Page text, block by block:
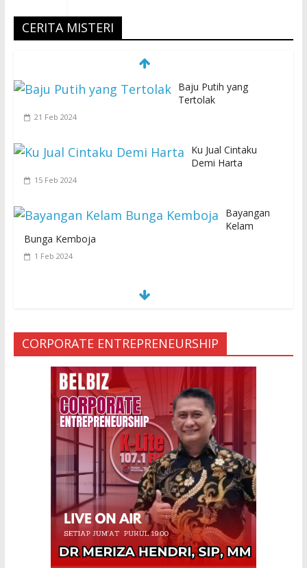
CERITA MISTERI
Baju Putih yang
Tertolak
21 Feb 2024
Ku Jual Cintaku
Demi Harta
15 Feb 2024
Bayangan
Kelam
Bunga Kemboja
1 Feb 2024
29 Jan 2024
Ketakutan Setengah Mati setelah Main Jailangkung, 28
Anak Gadis Dirawat di Rumah Sakit
“Cinta di Ujung Parigi”
11 Sep 2025
CORPORATE ENTREPRENEURSHIP